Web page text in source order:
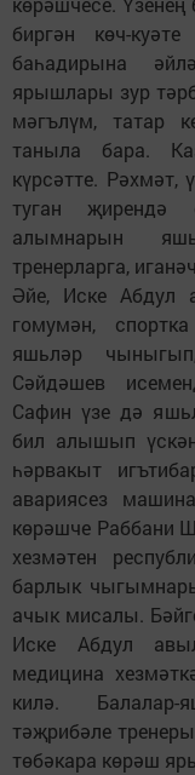
биргән көч-
баһадирына
ярышлары зур
мәгълүм, татар
таныла бара.
күрсәтте.
туган җирендә
алымнарын
тренерларга,
Әйе, Иске Абдул
гомумән,
яшьләр
Сәйдәшев
Сафин үзе дә
бил алышып
һәрвакыт
авариясез
көрәшче Раббани
хезмәтен
барлык
ачык мисалы.
Иске Абдул
медицина
килә. Балалар-
тәҗрибәле
төбәкара көрәш